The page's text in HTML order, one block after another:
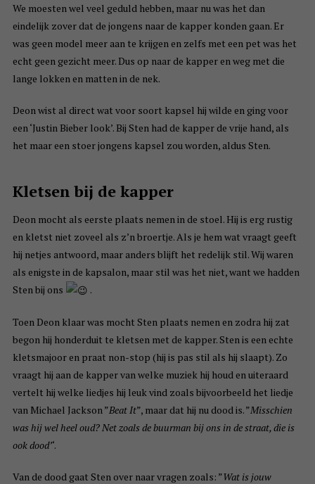
We moesten wel veel geduld hebben, maar nu was het dan
eindelijk zover dat de jongens naar de kapper konden gaan. Er
was geen model meer aan te krijgen en zelfs met een pet was het
echt geen gezicht meer. Dus op naar de kapper en weg met die
lange lokken en matten in de nek.
Deon wist al direct wat voor soort kapsel hij wilde en ging voor
een ‘Justin Bieber look’. Bij Sten had de kapper de vrije hand, als
het maar een stoer jongens kapsel zou worden, aldus Sten.
Kletsen bij de kapper
Deon mocht als eerste plaats nemen in de stoel. Hij is erg rustig
en kletst niet zoveel als z’n broertje. Als je hem wat vraagt geeft
hij netjes antwoord, maar anders blijft het redelijk stil. Wij waren
als enigste in de kapsalon, maar stil was het niet, want we hadden
Sten bij ons
.
Toen Deon klaar was mocht Sten plaats nemen en zodra hij zat
begon hij honderduit te kletsen met de kapper. Sten is een echte
kletsmajoor en praat non-stop (hij is pas stil als hij slaapt). Zo
vraagt hij aan de kapper van welke muziek hij houd en uiteraard
vertelt hij welke liedjes hij leuk vind zoals bijvoorbeeld het liedje
van Michael Jackson ”Beat It”, maar dat hij nu dood is. ”Misschien
was hij wel heel oud? Net zoals de buurman bij ons in de straat, die is
ook dood’‘.
Van de dood gaat Sten over naar vragen zoals: ”Wat is jouw